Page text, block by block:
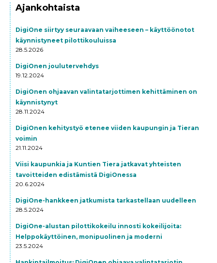
Ajankohtaista
DigiOne siirtyy seuraavaan vaiheeseen – käyttöönotot
käynnistyneet pilottikouluissa
28.5.2026
DigiOnen joulutervehdys
19.12.2024
DigiOnen ohjaavan valintatarjottimen kehittäminen on
käynnistynyt
28.11.2024
DigiOnen kehitystyö etenee viiden kaupungin ja Tieran
voimin
21.11.2024
Viisi kaupunkia ja Kuntien Tiera jatkavat yhteisten
tavoitteiden edistämistä DigiOnessa
20.6.2024
DigiOne-hankkeen jatkumista tarkastellaan uudelleen
28.5.2024
DigiOne-alustan pilottikokeilu innosti kokeilijoita:
Helppokäyttöinen, monipuolinen ja moderni
23.5.2024